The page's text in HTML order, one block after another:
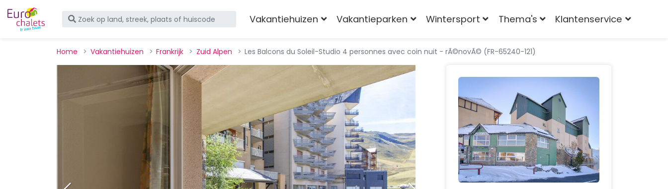
Vakantiehuizen Vakantieparken Wintersport Thema's Klantenservice
Home Vakantiehuizen Frankrijk Zuid Alpen Les Balcons du Soleil-Studio 4 personnes avec coin nuit - rÃ©novÃ© (FR-65240-121)